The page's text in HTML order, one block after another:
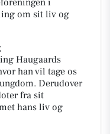
i
om sit liv og
Haugaards
han vil tage os
Derudover
fra sit
hans liv og